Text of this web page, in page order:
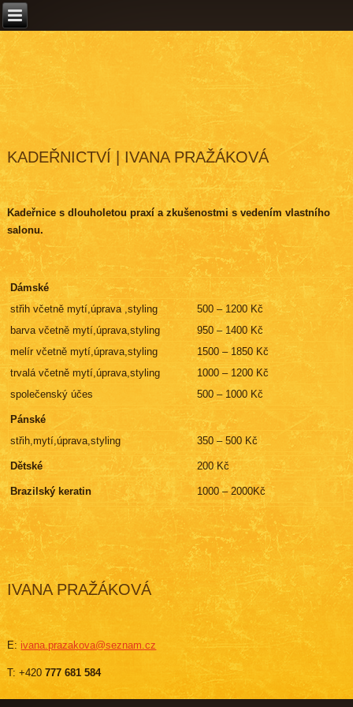
KADEŘNICTVÍ | IVANA PRAŽÁKOVÁ
Kadeřnice s dlouholetou praxí a zkušenostmi s vedením vlastního
salonu.
Dámské
střih včetně mytí,úprava ,styling
500 – 1200 Kč
barva včetně mytí,úprava,styling
950 – 1400 Kč
melír včetně mytí,úprava,styling
1500 – 1850 Kč
trvalá včetně mytí,úprava,styling
1000 – 1200 Kč
společenský účes
500 – 1000 Kč
Pánské
střih,mytí,úprava,styling
350 – 500 Kč
Dětské 200 Kč
Brazilský keratin 1000 – 2000Kč
IVANA PRAŽÁKOVÁ
E:ivana.prazakova@seznam.cz
T: +420 777 681 584